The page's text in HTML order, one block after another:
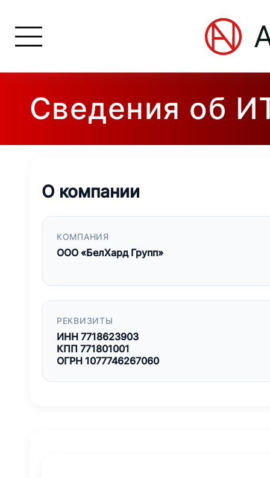
Сведения об
О компании
КОМПАНИЯ
ООО «БелХард Групп»
РЕКВИЗИТЫ
ИНН 7718623903
КПП 771801001
ОГРН 1077746267060